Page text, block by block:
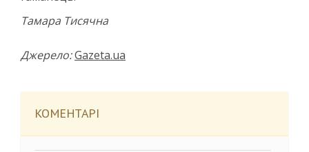
Тамара Тисячна
Джерело:Gazeta.ua
КОМЕНТАРІ